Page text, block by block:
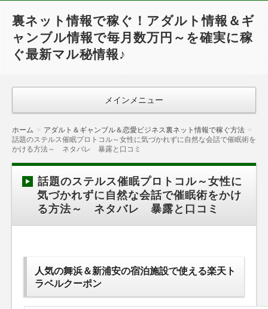
裏ネット情報で稼ぐ！アダルト情報＆ギ
ャンブル情報で毎月数万円～を確実に稼
ぐ最新マル秘情報♪
メインメニュー
ホーム
アダルト＆ギャンブル＆恋愛ビジネス裏ネット情報で稼ぐ方法
話題のステルス催眠プロトコル～女性に気づかれずに自然な会話で催眠術を
かける方法～ ネタバレ 暴露と口コミ
話題のステルス催眠プロトコル～女性に
気づかれずに自然な会話で催眠術をかけ
る方法～ ネタバレ 暴露と口コミ
人気の舞浜＆新浦安の宿泊施設で使える楽天ト
ラベルクーポン